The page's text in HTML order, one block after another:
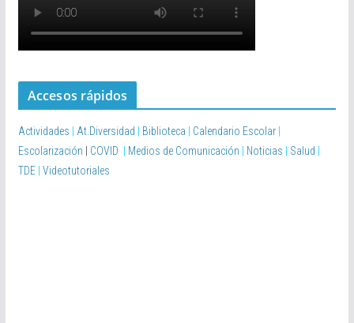
Accesos rápidos
Actividades At.Diversidad Biblioteca Calendario Escolar
Escolarización
COVID Medios de Comunicación Noticias Salud
TDE Videotutoriales